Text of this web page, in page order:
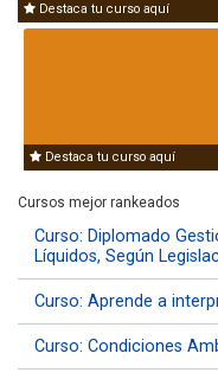
Destaca tu curso aquí
Destaca tu curso aquí
Cursos mejor rankeados
Curso: Diplomado
Líquidos, Según
Curso: Aprende a
Curso: Condiciones